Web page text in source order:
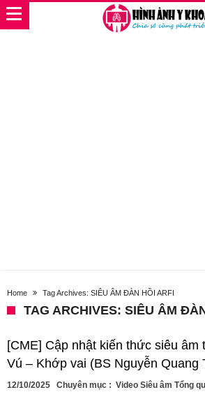
Home Tag Archives: SIÊU ÂM ĐÀN HỒI ARFI
TAG ARCHIVES: SIÊU ÂM
[CME] Cập nhật kiến thức siêu âm
Vú – Khớp vai (BS Nguyễn Quang
12/10/2025 Chuyên mục : Video Siêu âm Tổng